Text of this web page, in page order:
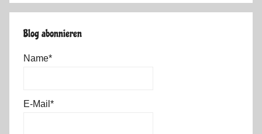
Blog abonnieren
Name*
E-Mail*